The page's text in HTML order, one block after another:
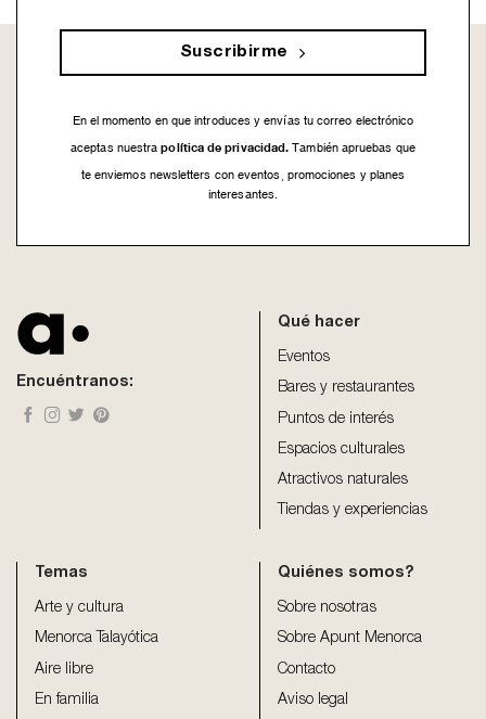
Suscribirme
En el momento en que introduces y envías tu correo electrónico
aceptas nuestra política de privacidad. También apruebas que
te enviemos newsletters con eventos, promociones y planes
interesantes.
left
Encuéntranos:
Qué hacer
Eventos
Bares y restaurantes
Puntos de interés
Espacios culturales
Atractivos naturales
Tiendas y experiencias
Temas
Arte y cultura
Menorca Talayótica
Aire libre
En familia
Quiénes somos?
Sobre nosotras
Sobre Apunt Menorca
Contacto
Aviso legal